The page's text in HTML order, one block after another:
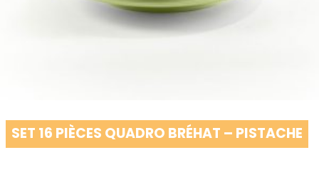
SET 16 PIÈCES QUADRO BRÉHAT – PISTACHE